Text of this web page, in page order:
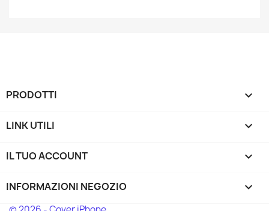
PRODOTTI 
LINK UTILI 
IL TUO ACCOUNT 
INFORMAZIONI NEGOZIO keyboard_arrow_down